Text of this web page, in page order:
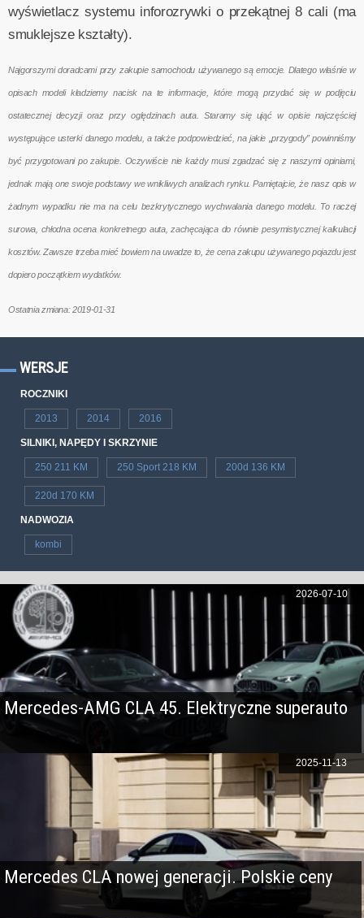
wyświetlacz systemu inforozrywki o przekątnej 8 cali (ma
smuklejsze kształty).
Najgorszymi doradcami przy zakupie samochodu używanego są emocje. Dlatego właśnie w
opisach modeli kładziemy nacisk na te informacje, które mogą przydać się w podjęciu
ostatecznej decyzji oraz przy oględzinach auta. Staramy się ująć w opisie najczęściej
występujące usterki danego modelu, a także podpowiedzieć, na jakie „przygody” powinniśmy
być przygotowani po zakupie. Oczywiście nie każdy musi zgadzać się z naszymi opiniami,
jednak mają one swoje podstawy we wnikliwych analizach rynku. Pamiętajcie, że nasz opis w
żadnym wypadku nie ma na celu bezkrytycznego wychwalania danego modelu. To raczej
surowa, chłodna ocena konkretnego auta, zachęcająca do równie pesymistycznej kalkulacji
kosztów. Zawsze trzeba mieć bowiem na uwadze to, że cena zakupu używanego pojazdu jest
dopiero początkiem wydatków.
Ostatnia zmiana: 2019-01-31
WERSJE
ROCZNIKI
2013 2014 2016
SILNIKI, NAPĘDY I SKRZYNIE
250 211 KM 250 Sport 218 KM 200d 136 KM
220d 170 KM
NADWOZIA
kombi
Mercedes-AMG CLA 45. Elektryczne superauto
2026-07-10
Mercedes CLA nowej generacji. Polskie ceny
2025-11-13